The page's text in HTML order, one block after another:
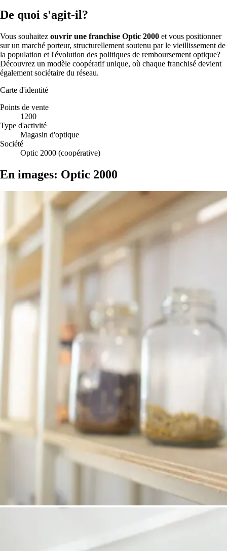
De quoi s'agit-il?
Vous souhaitez ouvrir une franchise Optic 2000 et vous positionner
sur un marché porteur, structurellement soutenu par le vieillissement de
la population et l'évolution des politiques de remboursement optique?
Découvrez un modèle coopératif unique, où chaque franchisé devient
également sociétaire du réseau.
Carte d'identité
Points de vente
1200
Type d'activité
Magasin d'optique
Société
Optic 2000 (coopérative)
En images: Optic 2000